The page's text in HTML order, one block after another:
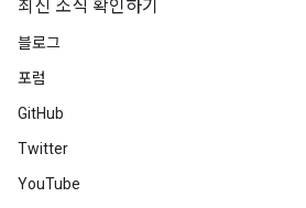
최신 소식 확인하기
블로그
포럼
GitHub
Twitter
YouTube